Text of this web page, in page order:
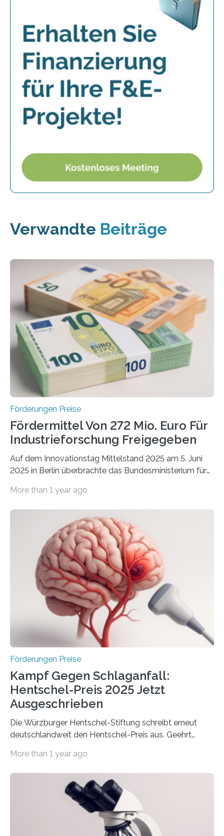
Verwandte Beiträge
Förderungen Preise
Fördermittel Von 272 Mio. Euro Für
Industrieforschung Freigegeben
Auf dem Innovationstag Mittelstand 2025 am 5. Juni
2025 in Berlin überbrachte das Bundesministerium für
Überplanmäßige Verpflichtungsermächtigungen in
Woche vom Haushaltsausschuss freigegeben – unter
anderem zur Unterstützung der
Industrieforschungsprogramme Industrielle
Gemeinschaftsforschung (IGF), Zentrales
Innovationsprogramm Mittelstand (ZIM) und
Innovationskompetenz INNO-KOM. Auf dem
Innovationstag Mittelstand 2025 am 5. Juni 2025 in
Berlin überbrachte das Bundesministerium für
Wirtschaft und Energie eine gute Nachricht:
Überplanmäßige Verpflichtungsermächtigungen in
More than 1 year ago
Förderungen Preise
Kampf Gegen Schlaganfall:
Hentschel-Preis 2025 Jetzt
Ausgeschrieben
Die Würzburger Hentschel-Stiftung schreibt erneut
deutschlandweit den Hentschel-Preis aus. Geehrt
hochrangige wissenschaftliche Publikation zum Thema
Schlaganfall“ mit Sitz in Würzburg fördert die
Schlaganfallforschung, um die Behandlung der
Betroffenen zu verbessern. Dazu schreibt sie auch in
diesem Jahr wieder deutschlandweit den Hentschel-
Preis aus. Er richtet sich gezielt an jüngere
More than 1 year ago